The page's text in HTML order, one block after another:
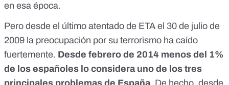
en esa época.
Pero desde el último atentado de ETA el 30 de julio de
2009 la preocupación por su terrorismo ha caído
fuertemente. Desde febrero de 2014 menos del 1%
de los españoles lo considera uno de los tres